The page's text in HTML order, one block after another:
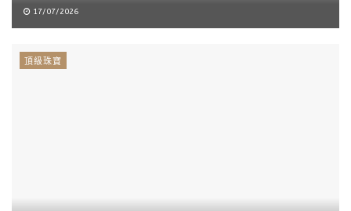
17/07/2026
頂級珠寶